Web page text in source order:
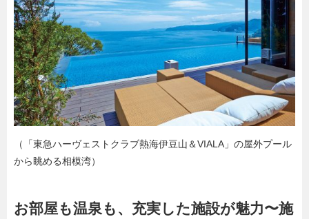
（「東急ハーヴェストクラブ熱海伊豆山＆VIALA」の屋外プール
から眺める相模湾）
お部屋も温泉も、充実した施設が魅力〜施